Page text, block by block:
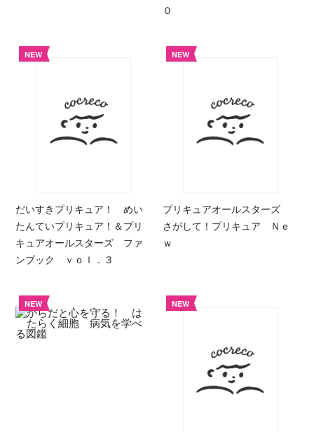
０
NEW
だいすきプリキュア！ めい
たんていプリキュア！＆プリ
キュアオールスターズ ファ
ンブック ｖｏｌ．３
NEW
プリキュアオールスターズ
さがして！プリキュア Ｎｅ
ｗ
NEW NEW